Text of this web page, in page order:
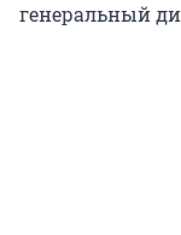
генеральный